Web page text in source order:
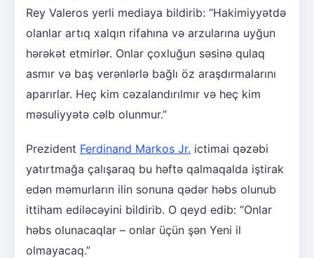
Rey Valeros yerli mediaya bildirib: “Hakimiyyətdə
olanlar artıq xalqın rifahına və arzularına uyğun
hərəkət etmirlər. Onlar çoxluğun səsinə qulaq
asmır və baş verənlərlə bağlı öz araşdırmalarını
aparırlar. Heç kim cəzalandırılmır və heç kim
məsuliyyətə cəlb olunmur.”
Prezident Ferdinand Markos Jr. ictimai qəzəbi
yatırtmağa çalışaraq bu həftə qalmaqalda iştirak
edən məmurların ilin sonuna qədər həbs olunub
ittiham ediləcəyini bildirib. O qeyd edib: “Onlar
həbs olunacaqlar – onlar üçün şən Yeni il
olmayacaq.”